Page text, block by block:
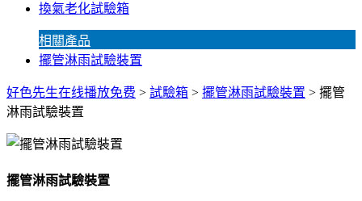
換氣老化試驗箱
相關產品
擺管淋雨試驗裝置
好色先生在线播放免费 > 試驗箱 > 擺管淋雨試驗裝置 > 擺管
淋雨試驗裝置
擺管淋雨試驗裝置